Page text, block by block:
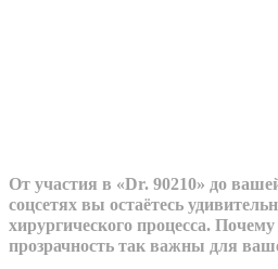
От участия в «Dr. 90210» до
соцсетях вы остаётесь
хирургического процесса.
прозрачность так важны для